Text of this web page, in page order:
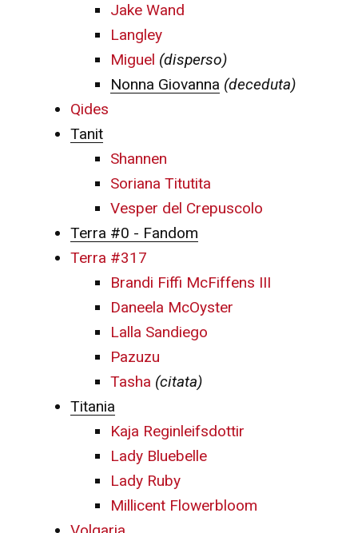
Jake Wand
Langley
Miguel (disperso)
Nonna Giovanna (deceduta)
Qides
Tanit
Shannen
Soriana Titutita
Vesper del Crepuscolo
Terra #0 - Fandom
Terra #317
Brandi Fiffi McFiffens III
Daneela McOyster
Lalla Sandiego
Pazuzu
Tasha (citata)
Titania
Kaja Reginleifsdottir
Lady Bluebelle
Lady Ruby
Millicent Flowerbloom